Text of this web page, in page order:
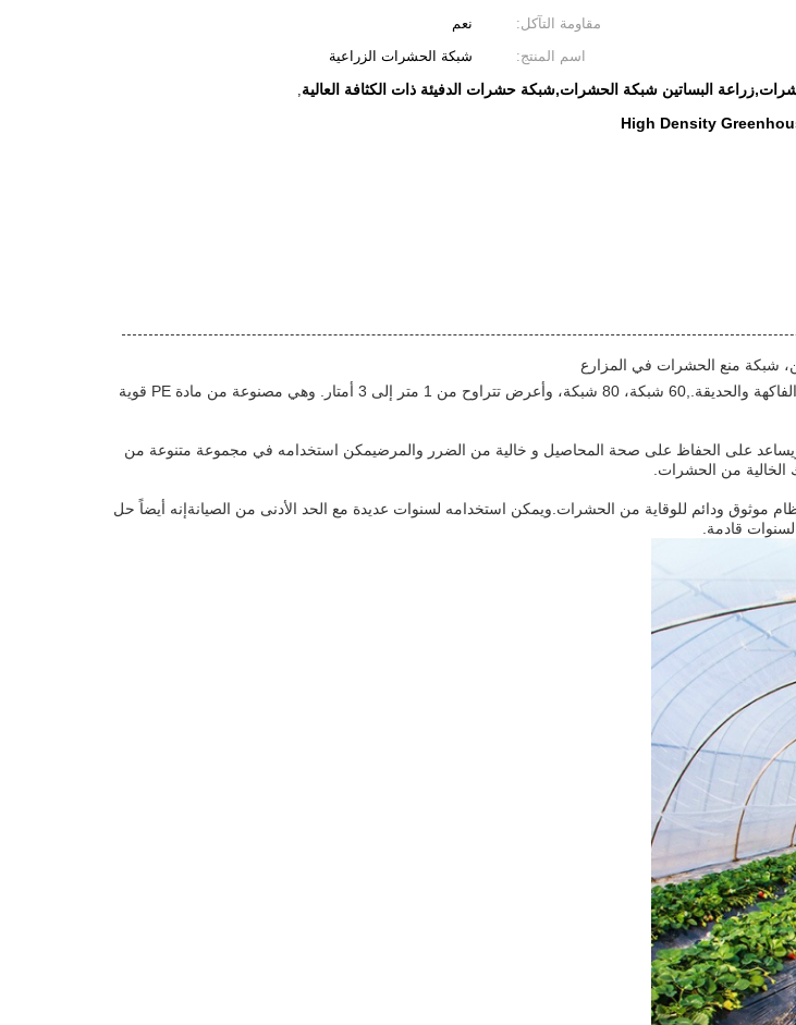
مقاومة التآكل:
نعم
اسم المنتج:
شبكة الحشرات الزراعية
البساتين شبكة الحشرات,شبكة حشرات الدفيئة ذات الكثافة العالية,
High Density
شبكة منع الحشرات في المزارع
الزراعة شبكة الحشرات هو الحل المثالي للحفاظ على الحشرات بعيدا عن مزرعتك، حديقة الفاكهة والحديقة.,60 شبكة، 80 شبكة، وأعرض تتراوح من 1 متر إلى 3 أمتار. وهي مصنوعة من مادة PE قوية
على الحفاظ على صحة المحاصيل و خالية من الضرر والمرضيمكن استخدامه في مجموعة متنوعة من
من الحشرات.
موثوق ودائم للوقاية من الحشرات.ويمكن استخدامه لسنوات عديدة مع الحد الأدنى من الصيانةإنه أيضاً حل
قادمة.